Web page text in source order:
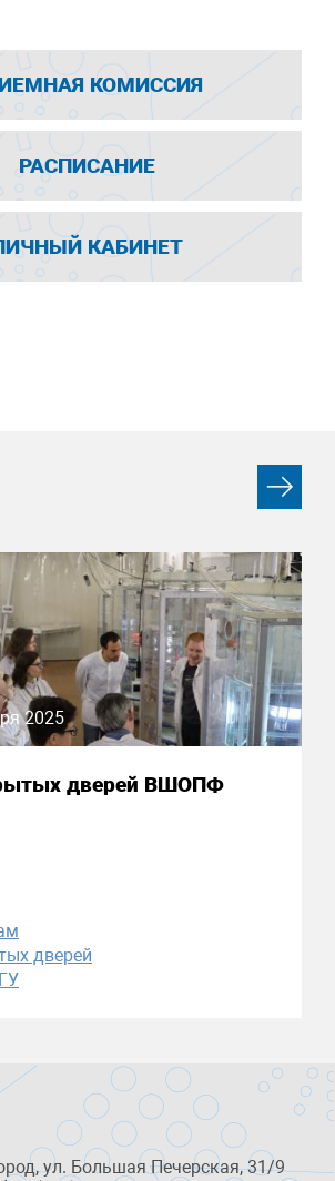
КОМИССИЯ
РАСПИСАНИЕ
КАБИНЕТ
2025
дверей ВШОПФ
дверей
ул. Большая Печерская, 31/9